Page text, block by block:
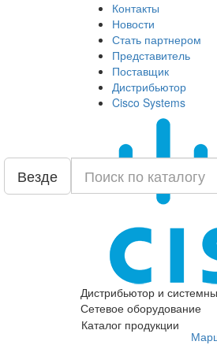
Контакты
Новости
Стать партнером
Представитель
Поставщик
Дистрибьютор
Cisco Systems
Дистрибьютор и
Сетевое оборудование
Везде
Каталог продукции